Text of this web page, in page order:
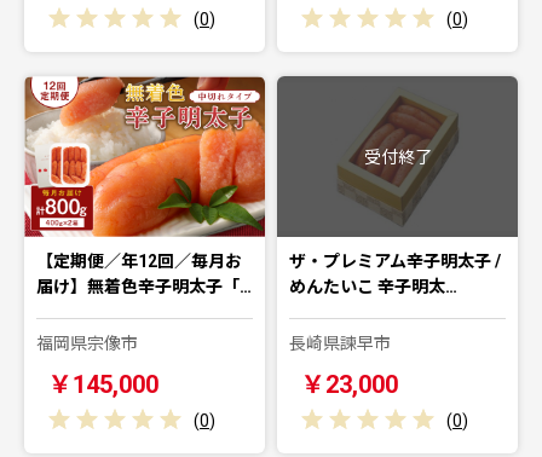
(0) (0)
【定期便／年12回／毎月お
届け】無着色辛子明太子「…
福岡県宗像市
￥145,000
(0)
受付終了
ザ・プレミアム辛子明太子 /
めんたいこ 辛子明太…
長崎県諫早市
￥23,000
(0)